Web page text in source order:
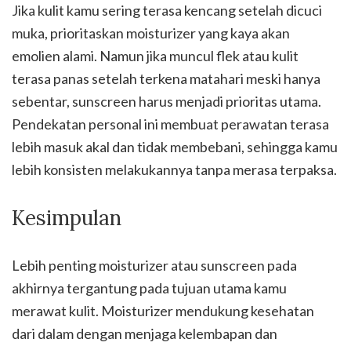
Jika kulit kamu sering terasa kencang setelah dicuci
muka, prioritaskan moisturizer yang kaya akan
emolien alami. Namun jika muncul flek atau kulit
terasa panas setelah terkena matahari meski hanya
sebentar, sunscreen harus menjadi prioritas utama.
Pendekatan personal ini membuat perawatan terasa
lebih masuk akal dan tidak membebani, sehingga kamu
lebih konsisten melakukannya tanpa merasa terpaksa.
Kesimpulan
Lebih penting moisturizer atau sunscreen pada
akhirnya tergantung pada tujuan utama kamu
merawat kulit. Moisturizer mendukung kesehatan
dari dalam dengan menjaga kelembapan dan